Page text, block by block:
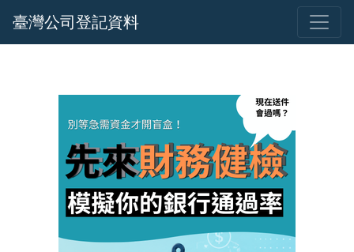
臺灣公司登記資料